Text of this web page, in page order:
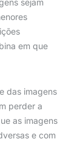
sejam
em que
das imagens
perder a
as imagens
e com